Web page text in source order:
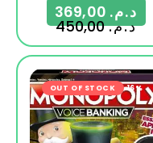
د.م.450,00
د.م.
OUT OF STOCK -16%